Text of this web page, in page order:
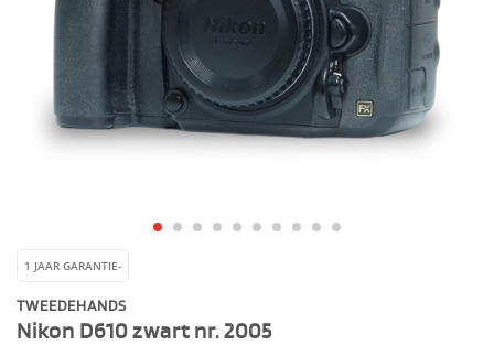
1 JAAR GARANTIE-
TWEEDEHANDS
Nikon D610 zwart nr. 2005